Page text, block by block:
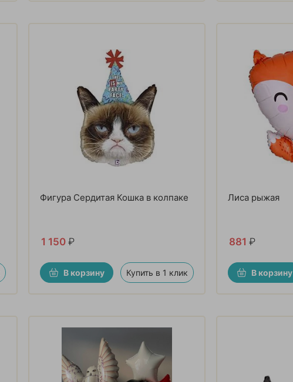
Фигура Сердитая Кошка в колпаке
1 150 ₽
В корзину Купить в 1 клик
Лиса рыжая
881 ₽
В корзину